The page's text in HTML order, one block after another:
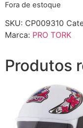
Fora de estoque
SKU: CP009310
Marca: PRO TORK
Produtos